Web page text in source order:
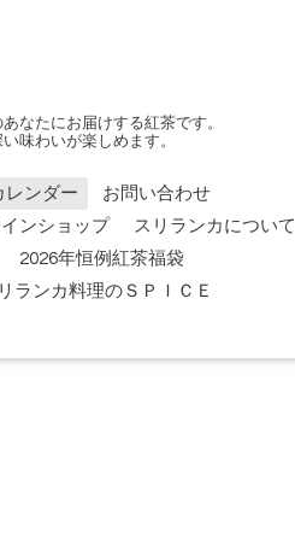
なたにお届けする紅茶です。
味わいが楽しめます。
レンダー
お問い合わせ
ンショップ
スリランカについて
2026年恒例紅茶福袋
ランカ料理のＳＰＩＣＥ